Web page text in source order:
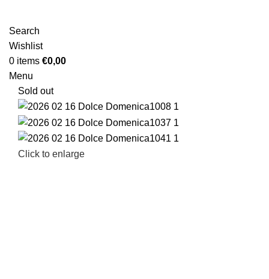
Search
Wishlist
0 items €0,00
Menu
Sold out
Click to enlarge